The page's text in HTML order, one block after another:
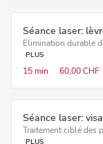
Séance laser:
Elimination durable
PLUS
15 min 60,00 CHF
Séance laser:
Traitement ciblé des
PLUS